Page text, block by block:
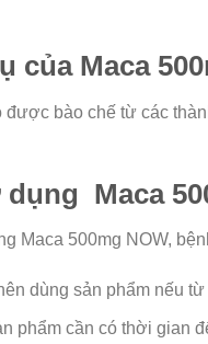
của Maca
được bào chế từ các
Maca
Maca 500mg NOW,
dùng sản phẩm nếu
phẩm cần có thời gian